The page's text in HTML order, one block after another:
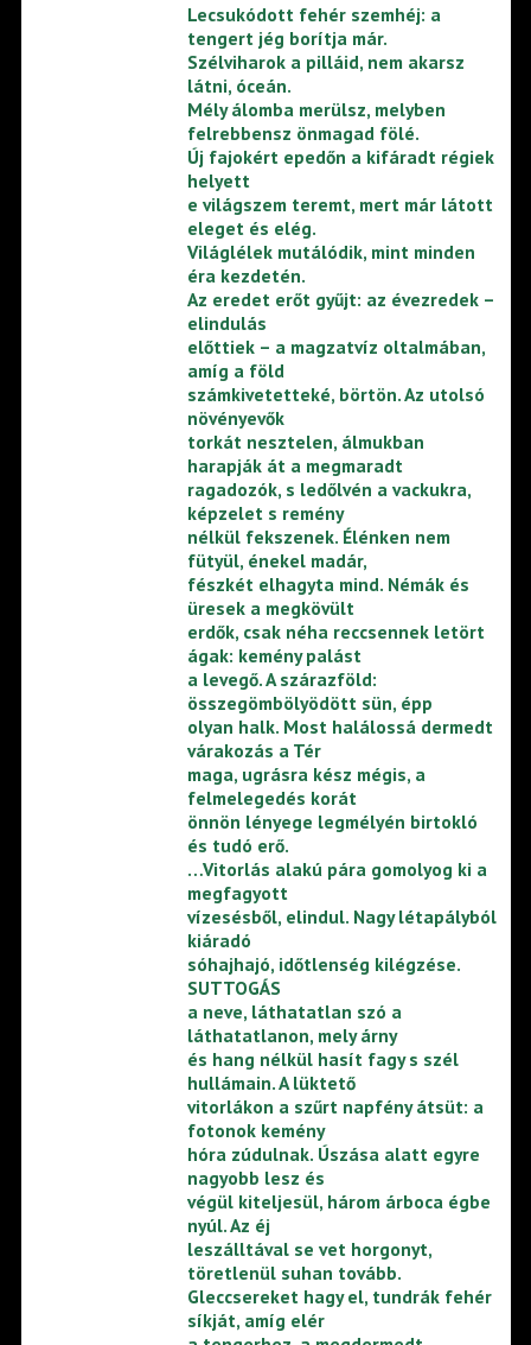
Lecsukódott fehér szemhéj: a
tengert jég borítja már.
Szélviharok a pilláid, nem akarsz
látni, óceán.
Mély álomba merülsz, melyben
felrebbensz önmagad fölé.
Új fajokért epedőn a kifáradt régiek
helyett
e világszem teremt, mert már látott
eleget és elég.
Világlélek mutálódik, mint minden
éra kezdetén.
Az eredet erőt gyűjt: az évezredek –
elindulás
előttiek – a magzatvíz oltalmában,
amíg a föld
számkivetetteké, börtön. Az utolsó
növényevők
torkát nesztelen, álmukban
harapják át a megmaradt
ragadozók, s ledőlvén a vackukra,
képzelet s remény
nélkül fekszenek. Élénken nem
fütyül, énekel madár,
fészkét elhagyta mind. Némák és
üresek a megkövült
erdők, csak néha reccsennek letört
ágak: kemény palást
a levegő. A szárazföld:
összegömbölyödött sün, épp
olyan halk. Most halálossá dermedt
várakozás a Tér
maga, ugrásra kész mégis, a
felmelegedés korát
önnön lényege legmélyén birtokló
és tudó erő.
…Vitorlás alakú pára gomolyog ki a
megfagyott
vízesésből, elindul. Nagy létapályból
kiáradó
sóhajhajó, időtlenség kilégzése.
SUTTOGÁS
a neve, láthatatlan szó a
láthatatlanon, mely árny
és hang nélkül hasít fagy s szél
hullámain. A lüktető
vitorlákon a szűrt napfény átsüt: a
fotonok kemény
hóra zúdulnak. Úszása alatt egyre
nagyobb lesz és
végül kiteljesül, három árboca égbe
nyúl. Az éj
leszálltával se vet horgonyt,
töretlenül suhan tovább.
Gleccsereket hagy el, tundrák fehér
síkját, amíg elér